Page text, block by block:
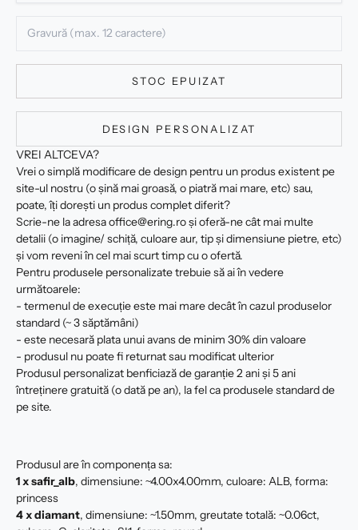
STOC EPUIZAT
DESIGN PERSONALIZAT
VREI ALTCEVA?
Vrei o simplă modificare de design pentru un produs existent pe
site-ul nostru (o șină mai groasă, o piatră mai mare, etc) sau,
poate, îți dorești un produs complet diferit?
Scrie-ne la adresa office@ering.ro și oferă-ne cât mai multe
detalii (o imagine/ schiță, culoare aur, tip și dimensiune pietre, etc)
și vom reveni în cel mai scurt timp cu o ofertă.
Pentru produsele personalizate trebuie să ai în vedere
următoarele:
- termenul de execuție este mai mare decât în cazul produselor
standard (~ 3 săptămâni)
- este necesară plata unui avans de minim 30% din valoare
- produsul nu poate fi returnat sau modificat ulterior
Produsul personalizat benficiază de garanție 2 ani și 5 ani
întreținere gratuită (o dată pe an), la fel ca produsele standard de
pe site.
Produsul are în componența sa:
1 x safir_alb, dimensiune: ~4.00x4.00mm, culoare: ALB, forma:
princess
4 xdiamant, dimensiune: ~1.50mm, greutate totală: ~0.06ct,